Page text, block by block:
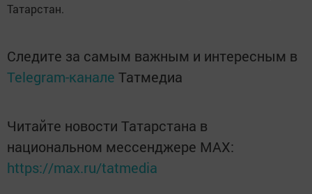
Татарстан.
Следите за самым важным и интересным в
Telegram-канале Татмедиа
Читайте новости Татарстана в
национальном мессенджере MАХ:
https://max.ru/tatmedia